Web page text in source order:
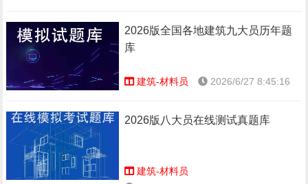
2026版全国各地建筑九大员历年题
库
建筑-材料员 2026/6/27 8:45:16
2026版八大员在线测试真题库
建筑-材料员